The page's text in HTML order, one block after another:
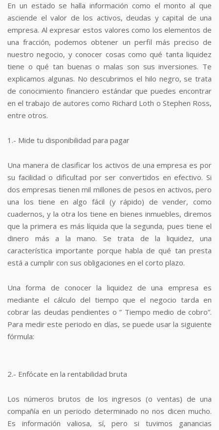
En un estado se halla información como el monto al que
asciende el valor de los activos, deudas y capital de una
empresa. Al expresar estos valores como los elementos de
una fracción, podemos obtener un perfil más preciso de
nuestro negocio, y conocer cosas como qué tanta liquidez
tiene o qué tan buenas o malas son sus inversiones. Te
explicamos algunas. No descubrimos el hilo negro, se trata
de conocimiento financiero estándar que puedes encontrar
en el trabajo de autores como Richard Loth o Stephen Ross,
entre otros.
1.- Mide tu disponibilidad para pagar
Una manera de clasificar los activos de una empresa es por
su facilidad o dificultad por ser convertidos en efectivo. Si
dos empresas tienen mil millones de pesos en activos, pero
una los tiene en algo fácil (y rápido) de vender, como
cuadernos, y la otra los tiene en bienes inmuebles, diremos
que la primera es más líquida que la segunda, pues tiene el
dinero más a la mano. Se trata de la liquidez, una
característica importante porque habla de qué tan presta
está a cumplir con sus obligaciones en el corto plazo.
Una forma de conocer la liquidez de una empresa es
mediante el cálculo del tiempo que el negocio tarda en
cobrar las deudas pendientes o ” Tiempo medio de cobro”.
Para medir este periodo en días, se puede usar la siguiente
fórmula:
2.- Enfócate en la rentabilidad bruta
Los números brutos de los ingresos (o ventas) de una
compañía en un periodo determinado no nos dicen mucho.
Es información valiosa, sí, pero si tuvimos ganancias